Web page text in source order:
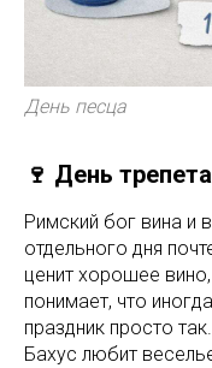
День песца
🍷 День
Римский бог вина и
отдельного дня
ценит хорошее
понимает, что
праздник просто
Бахус любит